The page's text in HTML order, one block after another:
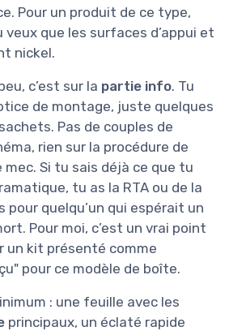
Pour un produit de ce type,
veux que les surfaces d’appui et
nickel.
c’est sur la partie info. Tu
de montage, juste quelques
Pas de couples de
rien sur la procédure de
mec. Si tu sais déjà ce que tu
tu as la RTA ou de la
pour quelqu’un qui espérait un
Pour moi, c’est un vrai point
un kit présenté comme
pour ce modèle de boîte.
: une feuille avec les
principaux, un éclaté rapide